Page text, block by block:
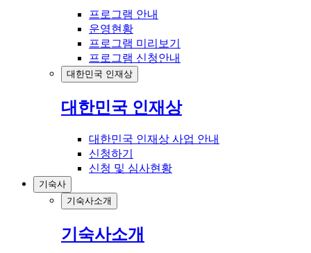
프로그램 안내
운영현황
프로그램 미리보기
프로그램 신청안내
대한민국 인재상
대한민국 인재상
대한민국 인재상 사업 안내
신청하기
신청 및 심사현황
기숙사
기숙사소개
기숙사소개